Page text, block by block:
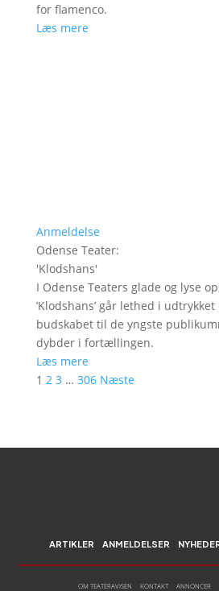
for flamenco.
Læs mere
Anmeldelse
Odense Teater:
'Klodshans'
I Odense Teaters glade og lyse
’Klodshans’ går lethed i
budskabet til de yngste
dybder i fortællingen.
Læs mere
1 2 3 … 306 Næste
ARTIKLER ANMELDELSER
OM TEATERAVISEN KONTAKT ANNONCER